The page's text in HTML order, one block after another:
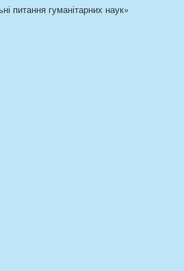
питання гуманітарних наук»